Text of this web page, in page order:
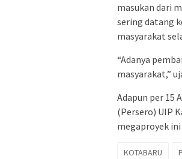
masukan dari
sering datang
masyarakat
“Adanya
masyarakat,”
Adapun per 15
(Persero) UIP
megaproyek
KOTABARU